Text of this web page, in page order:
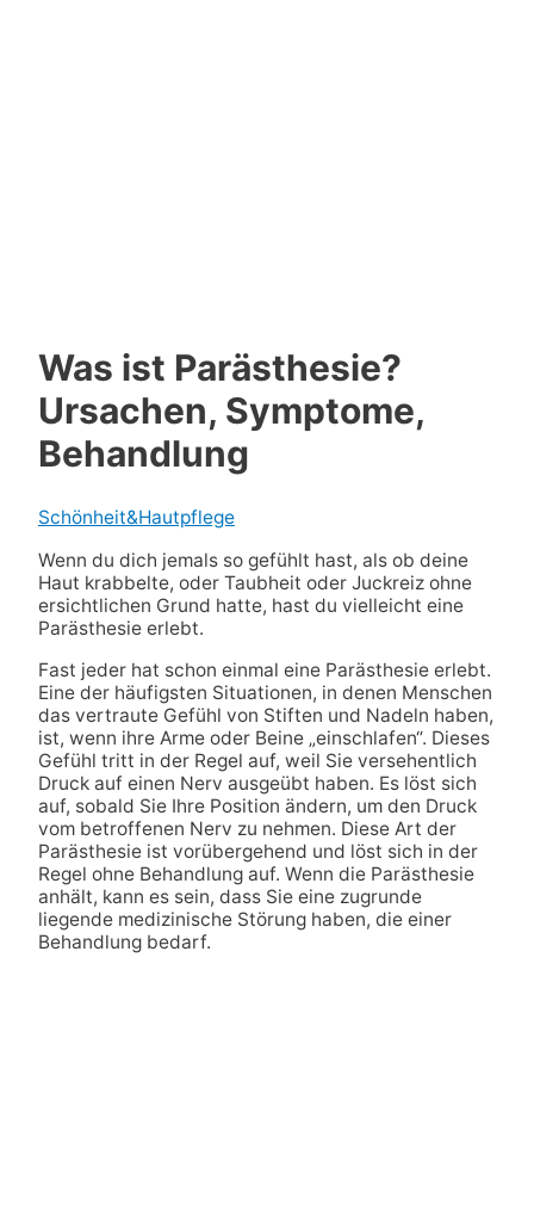
Was ist Parästhesie?
Ursachen, Symptome,
Behandlung
Schönheit&Hautpflege
Wenn du dich jemals so gefühlt hast, als ob deine
Haut krabbelte, oder Taubheit oder Juckreiz ohne
ersichtlichen Grund hatte, hast du vielleicht eine
Parästhesie erlebt.
Fast jeder hat schon einmal eine Parästhesie erlebt.
Eine der häufigsten Situationen, in denen Menschen
das vertraute Gefühl von Stiften und Nadeln haben,
ist, wenn ihre Arme oder Beine „einschlafen“. Dieses
Gefühl tritt in der Regel auf, weil Sie versehentlich
Druck auf einen Nerv ausgeübt haben. Es löst sich
auf, sobald Sie Ihre Position ändern, um den Druck
vom betroffenen Nerv zu nehmen. Diese Art der
Parästhesie ist vorübergehend und löst sich in der
Regel ohne Behandlung auf. Wenn die Parästhesie
anhält, kann es sein, dass Sie eine zugrunde
liegende medizinische Störung haben, die einer
Behandlung bedarf.